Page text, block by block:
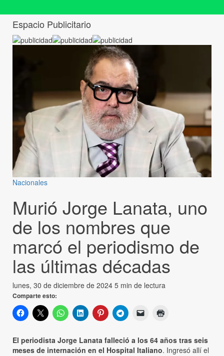
Espacio Publicitario
Nacionales
Murió Jorge Lanata, uno
de los nombres que
marcó el periodismo de
las últimas décadas
lunes, 30 de diciembre de 2024 5 min de lectura
Comparte esto:
El periodista Jorge Lanata falleció a los 64 años tras seis
meses de internación en el Hospital Italiano. Ingresó allí el